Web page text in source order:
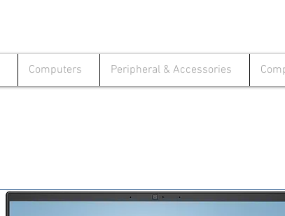
Computers Peripheral & Accessories